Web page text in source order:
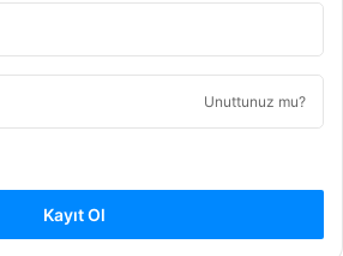
Unuttunuz mu?
Kayıt Ol